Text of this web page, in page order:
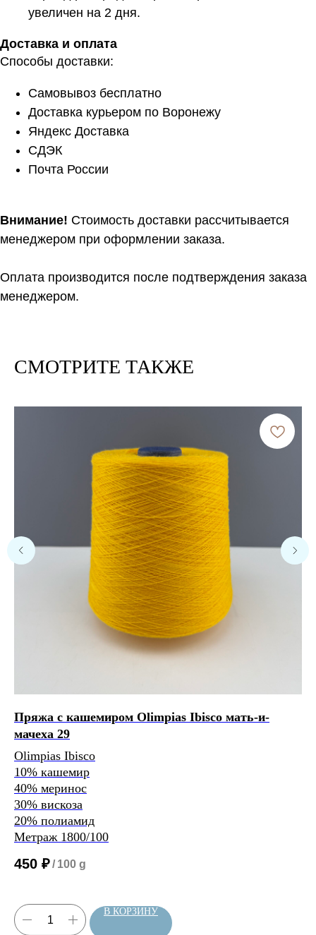
увеличен на 2 дня.
Доставка и оплата
Способы доставки:
Самовывоз бесплатно
Доставка курьером по Воронежу
Яндекс Доставка
СДЭК
Почта России
Внимание! Стоимость доставки рассчитывается
менеджером при оформлении заказа.
Оплата производится после подтверждения заказа
менеджером.
СМОТРИТЕ ТАКЖЕ
Пряжа с кашемиром Olimpias Ibisco мать-и-
мачеха 29
Olimpias Ibisco
10% кашемир
40% меринос
30% вискоза
20% полиамид
Метраж 1800/100
450 ₽/ 100 g
В КОРЗИНУ
Расчет метража 2 артикула
Нить, собранная из 2 нитей
будет иметь метраж:
Расчет метража 3 артикула
Расчет метража 4 артикула
Расчет метража 5
артикулов